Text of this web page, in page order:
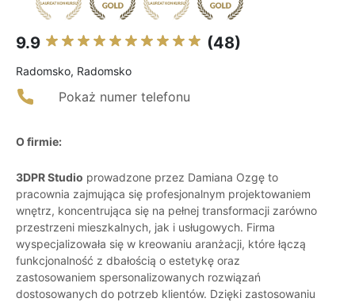
9.9 (48)
Radomsko, Radomsko
Pokaż numer telefonu
O firmie:
3DPR Studio prowadzone przez Damiana Ozgę to
pracownia zajmująca się profesjonalnym projektowaniem
wnętrz, koncentrująca się na pełnej transformacji zarówno
przestrzeni mieszkalnych, jak i usługowych. Firma
wyspecjalizowała się w kreowaniu aranżacji, które łączą
funkcjonalność z dbałością o estetykę oraz
zastosowaniem spersonalizowanych rozwiązań
dostosowanych do potrzeb klientów. Dzięki zastosowaniu